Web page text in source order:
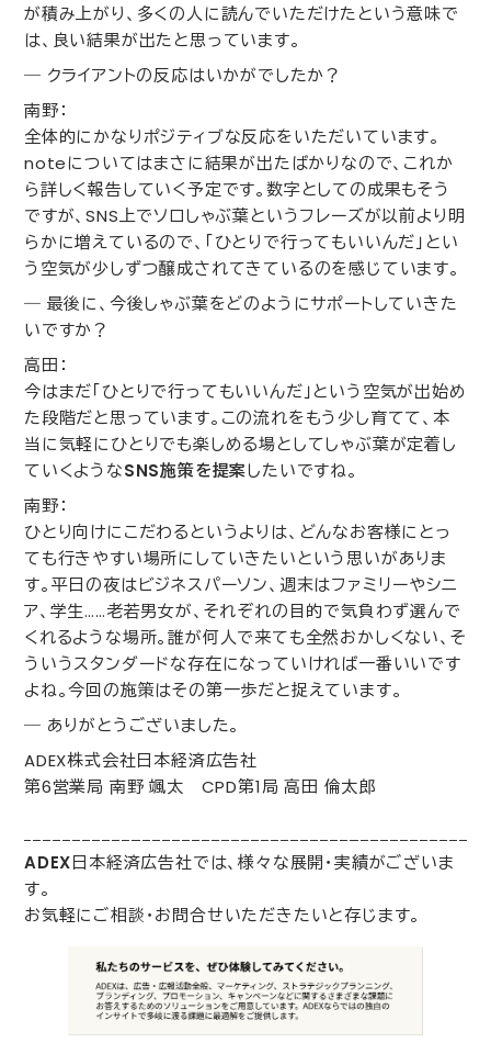
が積み上がり、多くの人に読んでいただけたという意味で
は、良い結果が出たと思っています。
― クライアントの反応はいかがでしたか？
南野：
全体的にかなりポジティブな反応をいただいています。
noteについてはまさに結果が出たばかりなので、これか
ら詳しく報告していく予定です。数字としての成果もそう
ですが、SNS上でソロしゃぶ葉というフレーズが以前より明
らかに増えているので、「ひとりで行ってもいいんだ」とい
う空気が少しずつ醸成されてきているのを感じています。
― 最後に、今後しゃぶ葉をどのようにサポートしていきた
いですか？
高田：
今はまだ「ひとりで行ってもいいんだ」という空気が出始め
た段階だと思っています。この流れをもう少し育てて、本
当に気軽にひとりでも楽しめる場としてしゃぶ葉が定着し
ていくようなSNS施策を提案したいですね。
南野：
ひとり向けにこだわるというよりは、どんなお客様にとっ
ても行きやすい場所にしていきたいという思いがありま
す。平日の夜はビジネスパーソン、週末はファミリーやシニ
ア、学生……老若男女が、それぞれの目的で気負わず選んで
くれるような場所。誰が何人で来ても全然おかしくない、そ
ういうスタンダードな存在になっていければ一番いいです
よね。今回の施策はその第一歩だと捉えています。
― ありがとうございました。
ADEX株式会社日本経済広告社
第6営業局 南野 颯太 CPD第1局 高田 倫太郎
ADEX日本経済広告社では、様々な展開･実績がございま
す。
お気軽にご相談・お問合せいただきたいと存じます。